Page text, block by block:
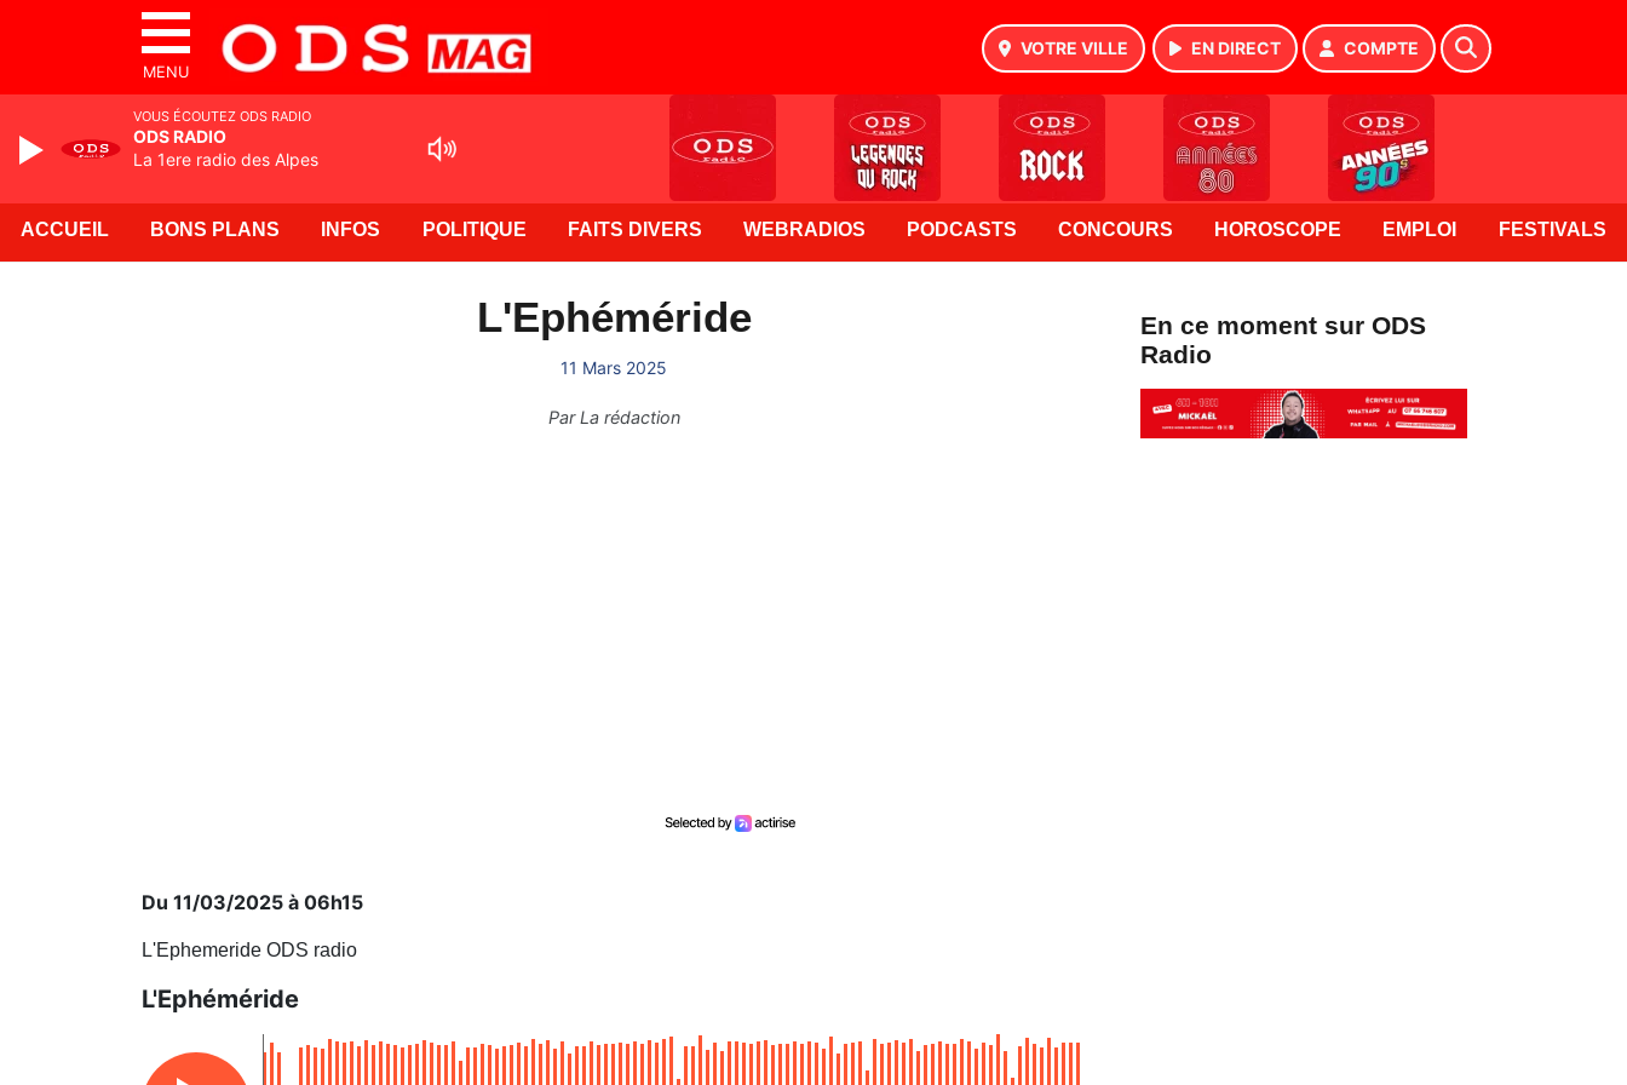
MENU
VOTRE VILLE EN DIRECT COMPTE
ACCUEIL BONS PLANS INFOS POLITIQUE FAITS DIVERS WEBRADIOS PODCASTS CONCOURS HOROSCOPE EMPLOI FESTIVALS
L'Ephéméride
11 Mars 2025
ParLa rédaction
Du 11/03/2025 à 06h15
L'Ephemeride ODS radio
L'Ephéméride
En ce moment sur ODS
Radio
VOUS ÉCOUTEZ ODS RADIO
ODS RADIO
La 1ere radio des Alpes